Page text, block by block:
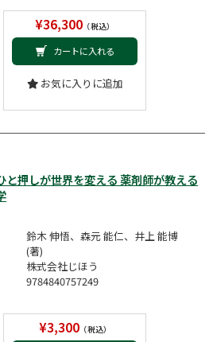
¥36,300 （税込）
カートに入れる
お気に入りに追加
と押しが世界を変える 薬剤師が教える
鈴木 伸悟、森元 能仁、井上 能博
(著)
株式会社じほう
9784840757249
¥3,300（税込）